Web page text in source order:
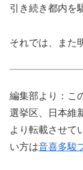
引き続き都内を
それでは、また
編集部より：こ
選挙区、日本維
より転載させて
い方は音喜多駿